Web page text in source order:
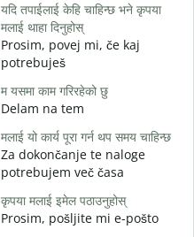
यदि तपाईलाई केहि चाहिन्छ भने कृपया
मलाई थाहा दिनुहोस्
Prosim, povej mi, če kaj
potrebuješ
म यसमा काम गरिरहेको छु
Delam na tem
मलाई यो कार्य पूरा गर्न थप समय चाहिन्छ
Za dokončanje te naloge
potrebujem več časa
कृपया मलाई इमेल पठाउनुहोस्
Prosim, pošljite mi e-pošto